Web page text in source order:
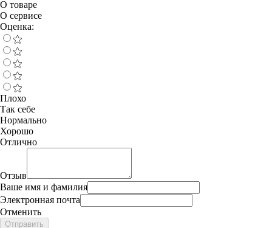
О товаре
О сервисе
Оценка:
Плохо
Так себе
Нормально
Хорошо
Отлично
Отзыв
Ваше имя и фамилия
Электронная почта
Отменить
Отправить